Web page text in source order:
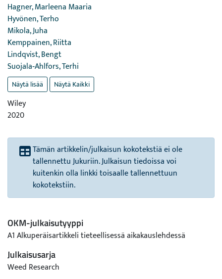
Hagner, Marleena Maaria
Hyvönen, Terho
Mikola, Juha
Kemppainen, Riitta
Lindqvist, Bengt
Suojala‐Ahlfors, Terhi
Näytä lisää Näytä Kaikki
Wiley
2020
Tämän artikkelin/julkaisun kokotekstiä ei ole
tallennettu Jukuriin. Julkaisun tiedoissa voi
kuitenkin olla linkki toisaalle tallennettuun
kokotekstiin.
OKM-julkaisutyyppi
A1 Alkuperäisartikkeli tieteellisessä aikakauslehdessä
Julkaisusarja
Weed Research